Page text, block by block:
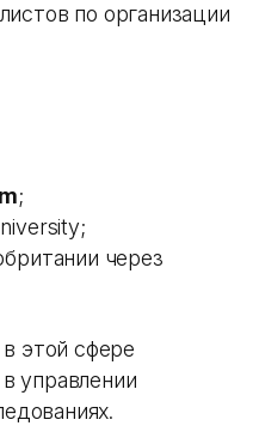
по организации
;
через
этой сфере
управлении